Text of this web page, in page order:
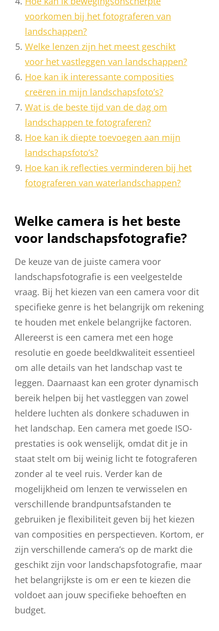
voorkomen bij het fotograferen van
landschappen?
Welke lenzen zijn het meest geschikt
voor het vastleggen van landschappen?
Hoe kan ik interessante composities
creëren in mijn landschapsfoto’s?
Wat is de beste tijd van de dag om
landschappen te fotograferen?
Hoe kan ik diepte toevoegen aan mijn
landschapsfoto’s?
Hoe kan ik reflecties verminderen bij het
fotograferen van waterlandschappen?
Welke camera is het beste
voor landschapsfotografie?
De keuze van de juiste camera voor
landschapsfotografie is een veelgestelde
vraag. Bij het kiezen van een camera voor dit
specifieke genre is het belangrijk om rekening
te houden met enkele belangrijke factoren.
Allereerst is een camera met een hoge
resolutie en goede beeldkwaliteit essentieel
om alle details van het landschap vast te
leggen. Daarnaast kan een groter dynamisch
bereik helpen bij het vastleggen van zowel
heldere luchten als donkere schaduwen in
het landschap. Een camera met goede ISO-
prestaties is ook wenselijk, omdat dit je in
staat stelt om bij weinig licht te fotograferen
zonder al te veel ruis. Verder kan de
mogelijkheid om lenzen te verwisselen en
verschillende brandpuntsafstanden te
gebruiken je flexibiliteit geven bij het kiezen
van composities en perspectieven. Kortom, er
zijn verschillende camera’s op de markt die
geschikt zijn voor landschapsfotografie, maar
het belangrijkste is om er een te kiezen die
voldoet aan jouw specifieke behoeften en
budget.